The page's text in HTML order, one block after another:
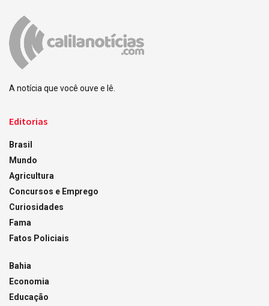
A notícia que você ouve e lê.
Editorias
Brasil
Mundo
Agricultura
Concursos e Emprego
Curiosidades
Fama
Fatos Policiais
Bahia
Economia
Educação